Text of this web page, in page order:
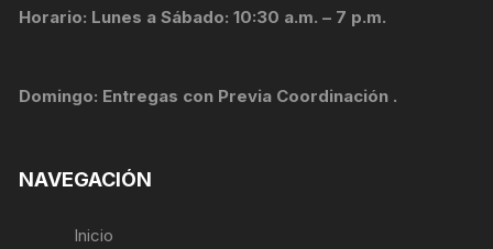
Horario: Lunes a Sábado: 10:30 a.m. – 7 p.m.
Domingo: Entregas con Previa Coordinación .
NAVEGACIÓN
Inicio